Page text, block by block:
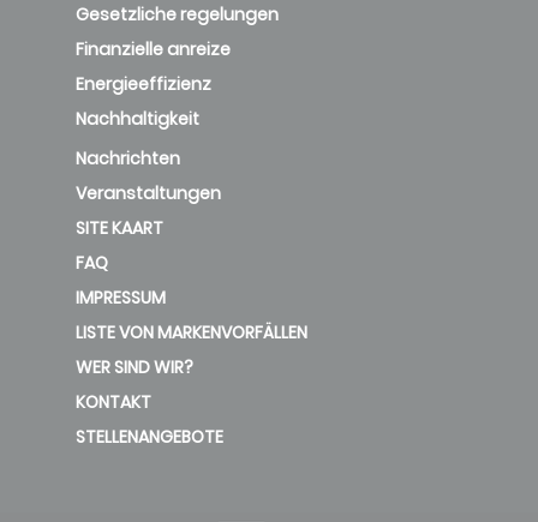
Gesetzliche regelungen
Finanzielle anreize
Energieeffizienz
Nachhaltigkeit
Nachrichten
Veranstaltungen
SITE KAART
FAQ
IMPRESSUM
LISTE VON MARKENVORFÄLLEN
WER SIND WIR?
KONTAKT
STELLENANGEBOTE